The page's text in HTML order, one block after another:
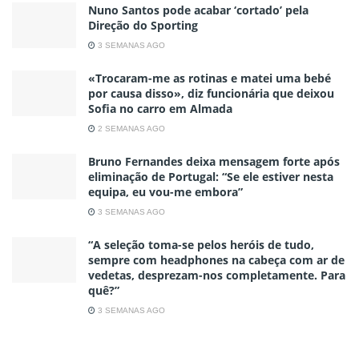
Nuno Santos pode acabar ‘cortado’ pela
Direção do Sporting
3 SEMANAS AGO
«Trocaram-me as rotinas e matei uma bebé
por causa disso», diz funcionária que deixou
Sofia no carro em Almada
2 SEMANAS AGO
Bruno Fernandes deixa mensagem forte após
eliminação de Portugal: “Se ele estiver nesta
equipa, eu vou-me embora”
3 SEMANAS AGO
“A seleção toma-se pelos heróis de tudo,
sempre com headphones na cabeça com ar de
vedetas, desprezam-nos completamente. Para
quê?”
3 SEMANAS AGO